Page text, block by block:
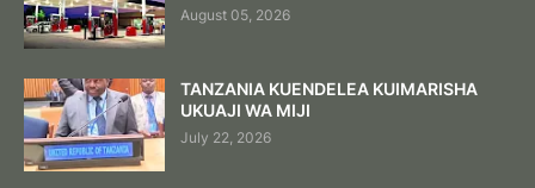
August 05, 2026
TANZANIA KUENDELEA KUIMARISHA
UKUAJI WA MIJI
July 22, 2026